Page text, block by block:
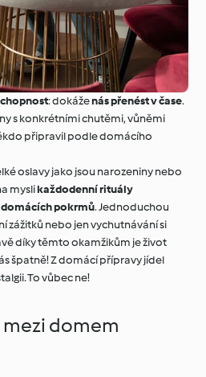
: dokáženás přenést v čase.
s konkrétními chutěmi, vůněmi
připravil podle domácího
oslavy jako jsou narozeniny nebo
myslikaždodenní rituály
pokrmů. Jednoduchou
zážitků nebo jen vychutnávání si
díky těmto okamžikům je život
špatně! Z domácí přípravy jídel
To vůbec ne!
domem